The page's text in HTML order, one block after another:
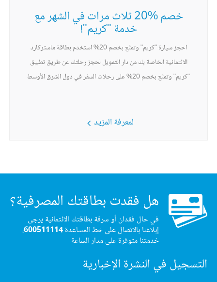
خصم %20 ثلاث مرات في الشهر مع
خدمة "كريم"!
احجز سيارة "كريم" وتمتّع بخصم 20% استخدم بطاقة ماستركارد
الائتمانية الخاصة بك من دار التمويل لحجز رحلتك عن طريق تطبيق
"كريم" وتمتّع بخصم 20% على رحلات السفر في دول الشرق الأوسط
لمعرفة المزيد
هل فقدت بطاقتك المصرفية؟
في حال فقدان أو سرقة بطاقتك الائتمانية يرجى
إبلاغنا بالاتصال على خط المساعدة600511114،
خدمتنا متوفرة على مدار الساعة
التسجيل في النشرة الإخبارية